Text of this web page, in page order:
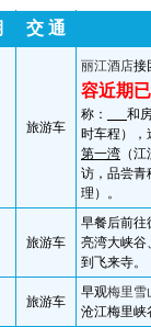
交 通
旅游车
丽江酒店接
容近期
称：
和
时车程）
第一湾 （
访，品尝青
理）。
旅游车
早餐后前往
亮湾大峡谷
到飞来寺。
旅游车
早观梅里雪
沧江梅里峡